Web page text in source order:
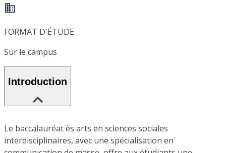
FORMAT D'ÉTUDE
Sur le campus
Introduction
Le baccalauréat ès arts en sciences sociales
interdisciplinaires, avec une spécialisation en